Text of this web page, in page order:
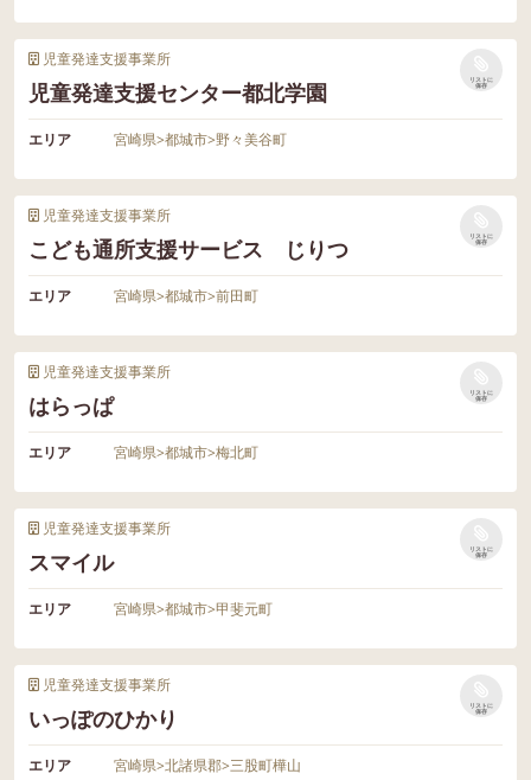
児童発達支援事業所
児童発達支援センター都北学園
リストに
保存
エリア 宮崎県>都城市>野々美谷町
児童発達支援事業所
こども通所支援サービス じりつ
リストに
保存
エリア 宮崎県>都城市>前田町
児童発達支援事業所
はらっぱ
リストに
保存
エリア 宮崎県>都城市>梅北町
児童発達支援事業所
スマイル
リストに
保存
エリア 宮崎県>都城市>甲斐元町
児童発達支援事業所
いっぽのひかり
リストに
保存
エリア 宮崎県>北諸県郡>三股町樺山